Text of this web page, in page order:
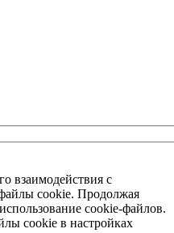
взаимодействия с
cookie. Продолжая
cookie-файлов.
cookie в настройках